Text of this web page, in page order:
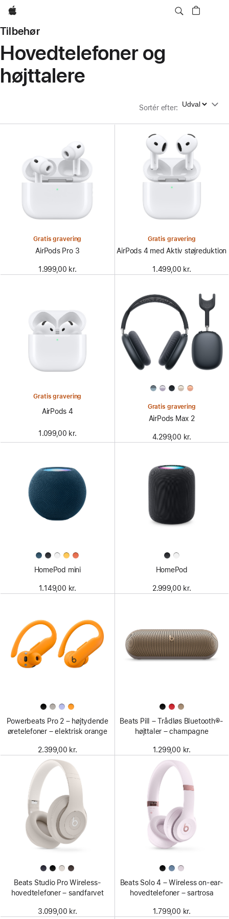
Apple
Tilbehør
Hovedtelefoner og
højttalere
Sortér efter: Sortér efter
Gratis gravering
AirPods Pro 3
1.999,00 kr.
Gratis gravering
AirPods 4 med Aktiv støjreduktion
1.499,00 kr.
Gratis gravering
AirPods 4
1.099,00 kr.
Gratis gravering
AirPods Max 2
4.299,00 kr.
HomePod mini
1.149,00 kr.
HomePod
2.999,00 kr.
Powerbeats Pro 2 – højtydende
øretelefoner – elektrisk orange
2.399,00 kr.
Beats Pill – Trådløs Bluetooth®-
højttaler – champagne
1.299,00 kr.
Beats Studio Pro Wireless-
hovedtelefoner – sandfarvet
3.099,00 kr.
Beats Solo 4 – Wireless on-ear-
hovedtelefoner – sartrosa
1.799,00 kr.